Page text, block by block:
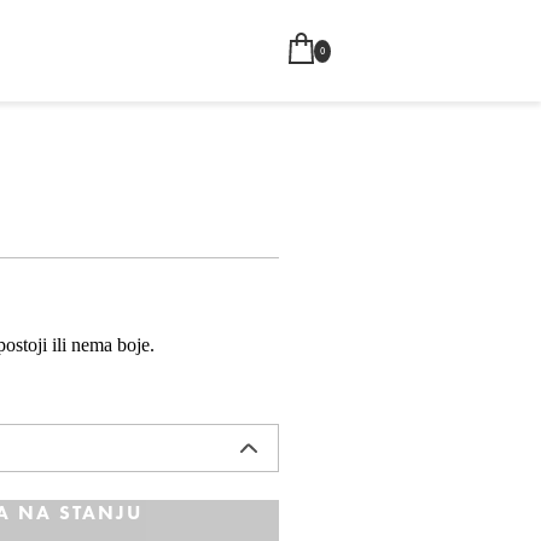
0
ili nema boje.
NA STANJU